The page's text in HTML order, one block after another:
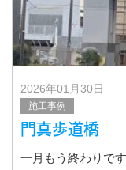
2026年01月30日
施工事例
門真歩道橋
一月もう終わりで